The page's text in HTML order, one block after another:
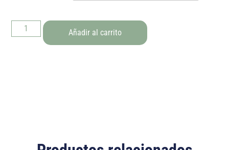
Añadir al carrito